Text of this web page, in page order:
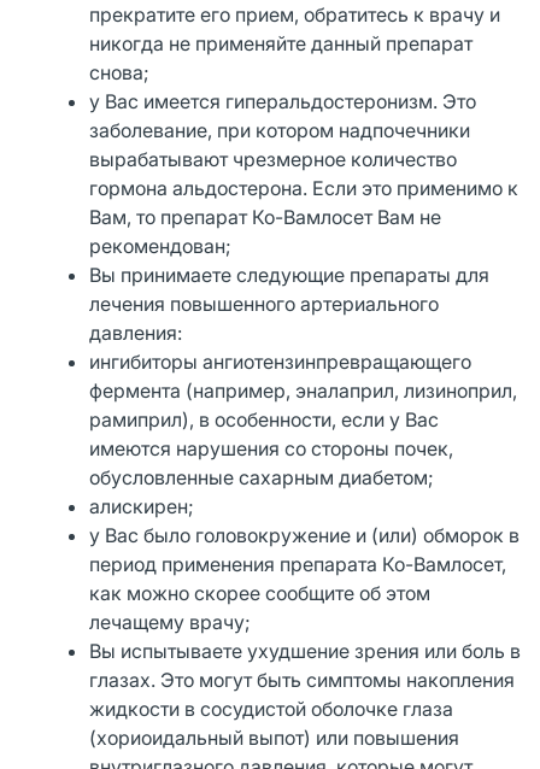
прекратите его прием, обратитесь к врачу и
никогда не применяйте данный препарат
снова;
у Вас имеется гиперальдостеронизм. Это
заболевание, при котором надпочечники
вырабатывают чрезмерное количество
гормона альдостерона. Если это применимо к
Вам, то препарат Ко-Вамлосет Вам не
рекомендован;
Вы принимаете следующие препараты для
лечения повышенного артериального
давления:
ингибиторы ангиотензинпревращающего
фермента (например, эналаприл, лизиноприл,
рамиприл), в особенности, если у Вас
имеются нарушения со стороны почек,
обусловленные сахарным диабетом;
алискирен;
у Вас было головокружение и (или) обморок в
период применения препарата Ко-Вамлосет,
как можно скорее сообщите об этом
лечащему врачу;
Вы испытываете ухудшение зрения или боль в
глазах. Это могут быть симптомы накопления
жидкости в сосудистой оболочке глаза
(хориоидальный выпот) или повышения